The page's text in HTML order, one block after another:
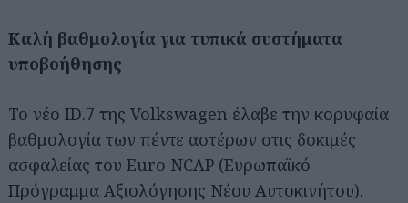
Καλή βαθμολογία για τυπικά συστήματα
υποβοήθησης
Το νέο ID.7 της Volkswagen έλαβε την κορυφαία
βαθμολογία των πέντε αστέρων στις δοκιμές
ασφαλείας του Euro NCAP (Ευρωπαϊκό
Πρόγραμμα Αξιολόγησης Νέου Αυτοκινήτου).